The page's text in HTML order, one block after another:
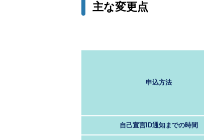
主な変更点
申込方法
自己宣言ID通知までの時間